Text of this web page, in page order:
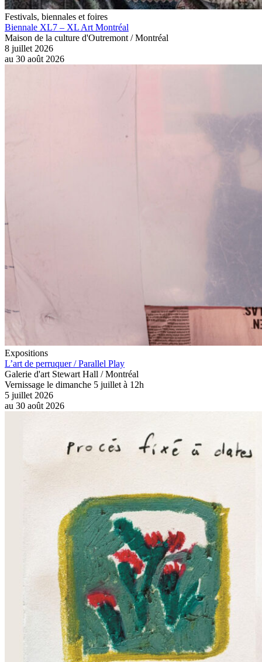
Festivals, biennales et foires
Biennale XL7 – XL Art Montréal
Maison de la culture d'Outremont / Montréal
8 juillet 2026
au 30 août 2026
Expositions
L’art de perruquer / Parallel Play
Galerie d'art Stewart Hall / Montréal
Vernissage le dimanche 5 juillet à 12h
5 juillet 2026
au 30 août 2026